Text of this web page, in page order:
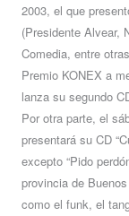
2003, el que
(Presidente Alvear,
Comedia, entre
Premio KONEX a
lanza su segundo
Por otra parte, el
presentará su CD
excepto “Pido
provincia de
como el funk, el